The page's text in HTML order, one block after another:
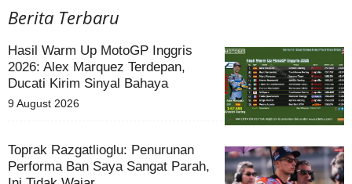
Berita Terbaru
Hasil Warm Up MotoGP Inggris
2026: Alex Marquez Terdepan,
Ducati Kirim Sinyal Bahaya
9 August 2026
Toprak Razgatlioglu: Penurunan
Performa Ban Saya Sangat Parah,